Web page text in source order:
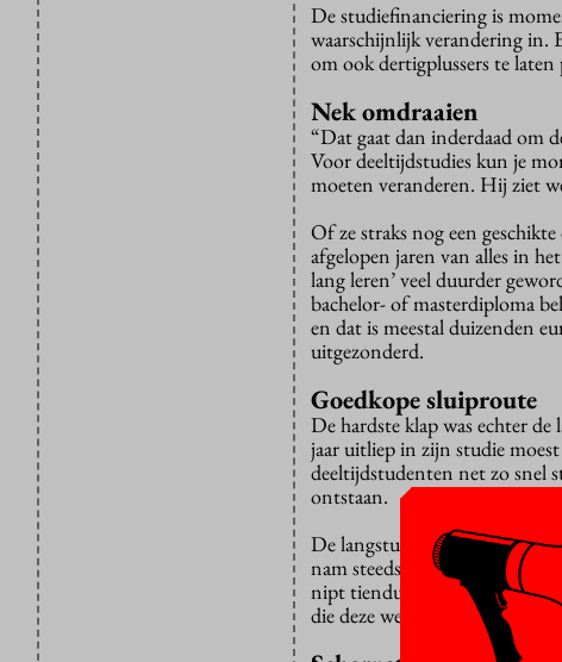
De studiefinanciering is
waarschijnlijk verandering in.
om ook dertigplussers te laten
Nek omdraaien
“Dat gaat dan inderdaad om
Voor deeltijdstudies kun je
moeten veranderen. Hij ziet
Of ze straks nog een
afgelopen jaren van alles in
lang leren’ veel duurder
bachelor- of masterdiploma
en dat is meestal duizenden
uitgezonderd.
Goedkope sluiproute
De hardste klap was echter
jaar uitliep in zijn studie
deeltijdstudenten net zo snel
ontstaan.
De langstudeerboete ging
nam steeds verder af. In
nipt tienduizend nieuwe
die deze week bekend werden.